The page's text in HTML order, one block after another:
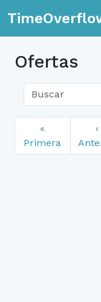
Ofertas
«
Primera
‹